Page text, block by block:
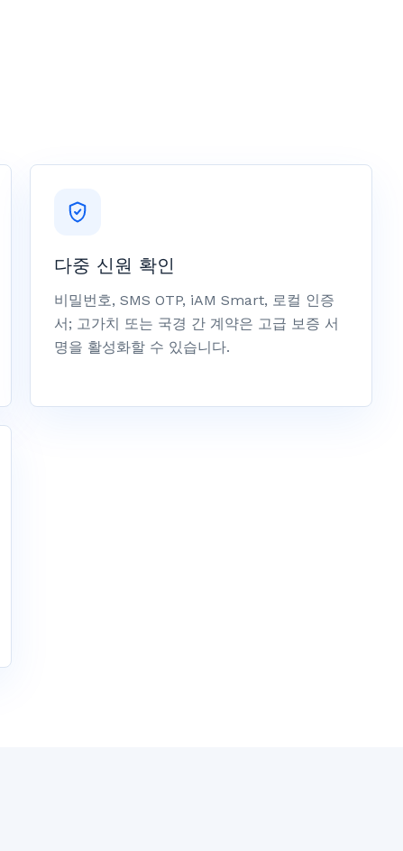
다중 신원 확인
비밀번호, SMS OTP, iAM Smart, 로컬 인증
서; 고가치 또는 국경 간 계약은 고급 보증 서
명을 활성화할 수 있습니다.